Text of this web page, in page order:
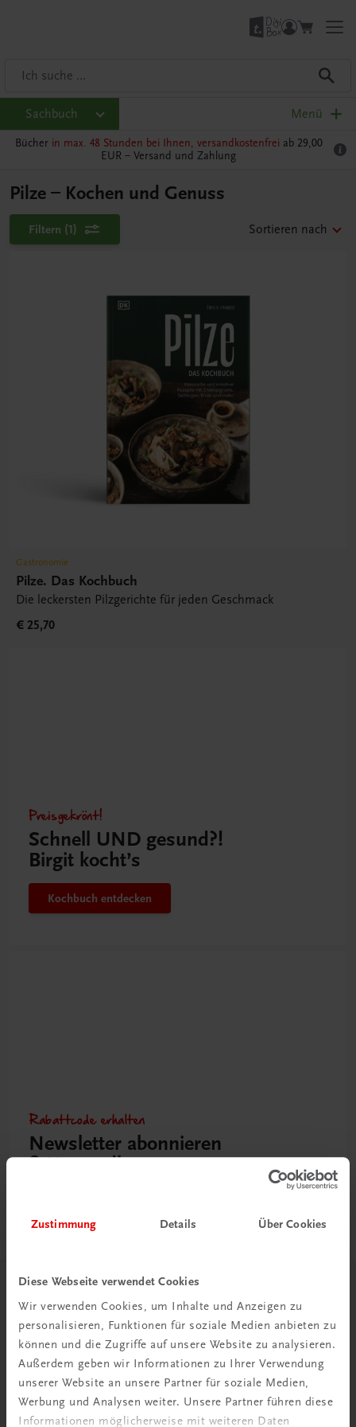
Zustimmung Details Über Cookies
Diese Webseite verwendet Cookies
Wir verwenden Cookies, um Inhalte und Anzeigen zu
personalisieren, Funktionen für soziale Medien anbieten zu
können und die Zugriffe auf unsere Website zu analysieren.
Außerdem geben wir Informationen zu Ihrer Verwendung
unserer Website an unsere Partner für soziale Medien,
Werbung und Analysen weiter. Unsere Partner führen diese
Informationen möglicherweise mit weiteren Daten
Sachbuch Menü
Bücher in max. 48 Stunden bei Ihnen, versandkostenfrei ab 29,00
EUR – Versand und Zahlung
Pilze – Kochen und Genuss
Filtern (1) Sortieren nach
Gastronomie
Pilze. Das Kochbuch
Die leckersten Pilzgerichte für jeden Geschmack
€ 25,70
Preisgekrönt!
Schnell UND gesund?!
Birgit kocht’s
Kochbuch entdecken
Rabattcode erhalten
Newsletter abonnieren
& Versandkosten sparen
Herzlich willkommen bei TRAUNER!
Wir über uns